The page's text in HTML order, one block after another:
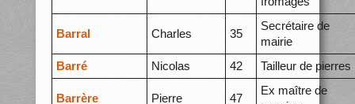
Barral Charles 35
Secrétaire de
mairie
Barré
Nicolas 42 Tailleur de pierres
Barrère Pierre 47
Ex maître de